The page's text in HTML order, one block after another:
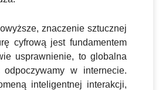
znaczenie sztucznej
cyfrową jest fundamentem
usprawnienie, to globalna
w internecie.
inteligentnej interakcji,